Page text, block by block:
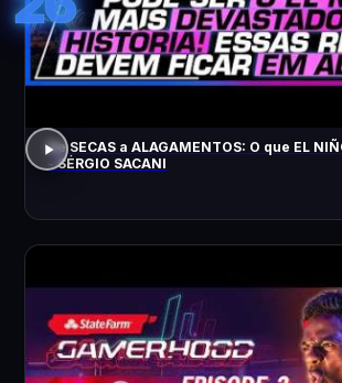
De SECAS a ALAGAMENTOS: O que EL
- SÉRGIO SACANI